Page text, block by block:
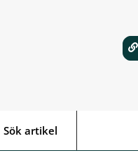
Sök artikel